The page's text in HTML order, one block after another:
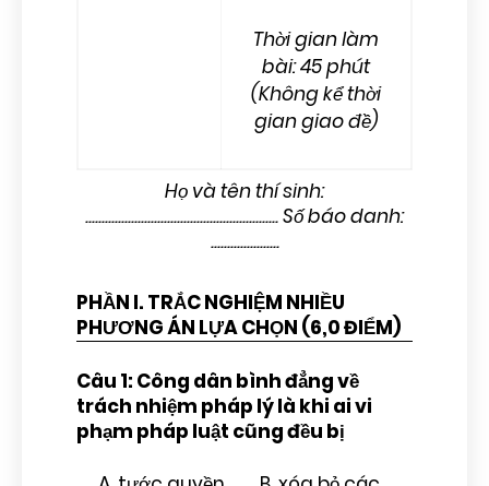
Thời gian làm
bài: 45 phút
(Không kể thời
gian giao đề)
Họ và tên thí sinh:
........................................................... Số báo danh:
.....................
PHẦN I. TRẮC NGHIỆM NHIỀU
PHƯƠNG ÁN LỰA CHỌN (6,0 ĐIỂM)
Câu 1: Công dân bình đẳng về
trách nhiệm pháp lý là khi ai vi
phạm pháp luật cũng đều bị